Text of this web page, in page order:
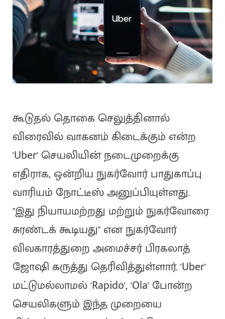
கூடுதல் தொகை செலுத்தினால்
விரைவில் வாகனம் கிடைக்கும் என்ற
'Uber' செயலியின் நடைமுறைக்கு
எதிராக, ஒன்றிய நுகர்வோர் பாதுகாப்பு
வாரியம் நோட்டீஸ் அனுப்பியுள்ளது.
"இது நியாயமற்றது மற்றும் நுகர்வோரை
சுரண்டக் கூடியது" என நுகர்வோர்
விவகாரத்துறை அமைச்சர் பிரகலாத்
ஜோஷி கருத்து தெரிவித்துள்ளார். 'Uber'
மட்டுமல்லாமல் 'Rapido', 'Ola' போன்ற
செயலிகளும் இந்த முறையை